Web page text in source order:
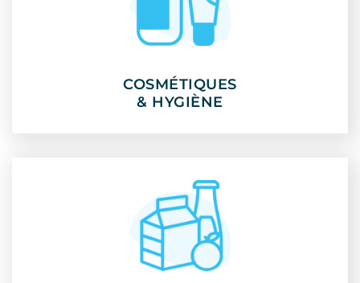
COSMÉTIQUES
& HYGIÈNE
COSMÉTIQUES
& HYGIÈNE